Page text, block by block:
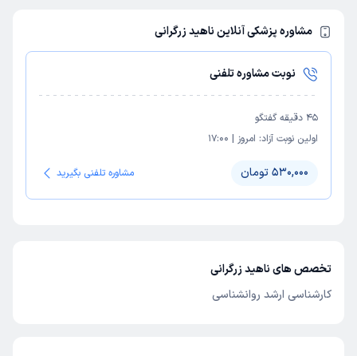
مشاوره پزشکی آنلاین ناهید زرگرانی
نوبت مشاوره تلفنی
45 دقیقه گفتگو
اولین نوبت آزاد: امروز |
17:00
530,000 تومان مشاوره تلفنی بگیرید
تخصص های ناهید زرگرانی
کارشناسی ارشد روانشناسی